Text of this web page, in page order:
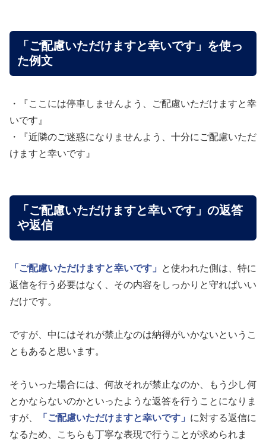
「ご配慮いただけますと幸いです」を使っ
た例文
・『ここには停車しませんよう、ご配慮いただけますと幸
いです』
・『近隣のご迷惑になりませんよう、十分にご配慮いただ
けますと幸いです』
「ご配慮いただけますと幸いです」の返答
や返信
「ご配慮いただけますと幸いです」
と使われた側は、特に
返信を行う必要はなく、その内容をしっかりと守ればいい
だけです。
ですが、中にはそれが禁止なのは納得がいかないというこ
ともあると思います。
そういった場合には、何故それが禁止なのか、もう少し何
とかならないのかといったような返答を行うことになりま
すが、
「ご配慮いただけますと幸いです」 に対する返信に
なるため、こちらも丁寧な表現で行うことが求められま